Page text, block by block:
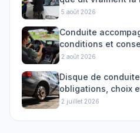
·5 août 2026
Conduite
conditions et
·2 août 2026
Disque de
obligations, choix
·2 juillet 2026